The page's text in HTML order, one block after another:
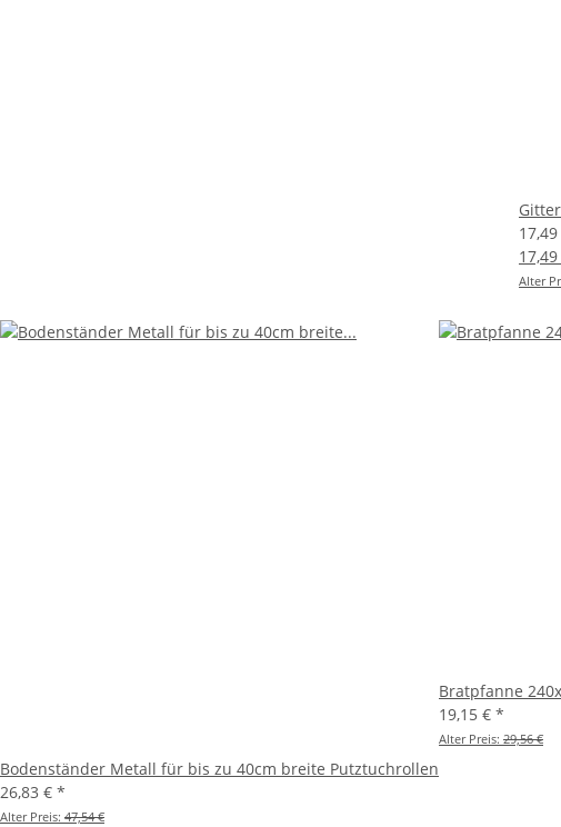
Alter
Bodenständer Metall für bis zu 40cm breite Putztuchrollen
26,83 € *
Alter Preis: 47,54 €
Bratpfanne
19,15 € *
Alter Preis: 29,56 €